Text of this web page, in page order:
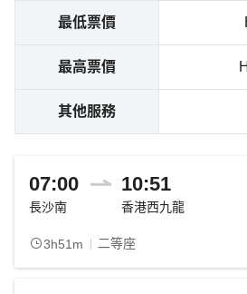
最低票價
最高票價
其他服務
07:00 10:51
長沙南 香港西九龍
3h51m 二等座